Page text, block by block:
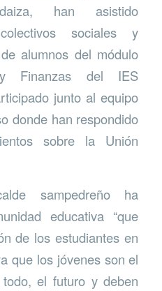
han asistido
sociales y
alumnos del módulo
Finanzas del IES
junto al equipo
donde han respondido
sobre la Unión
sampedreño ha
educativa “que
de los estudiantes en
que los jóvenes son el
el futuro y deben